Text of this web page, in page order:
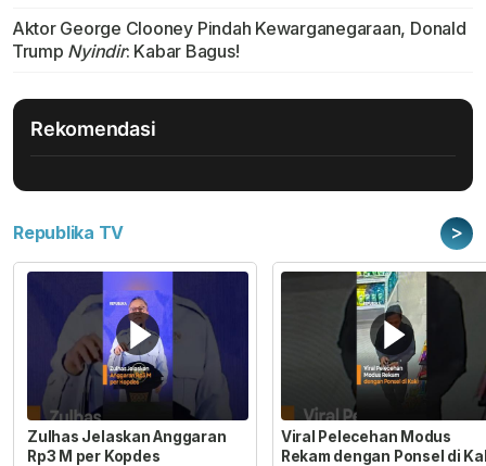
Aktor George Clooney Pindah Kewarganegaraan, Donald
Trump Nyindir: Kabar Bagus!
Rekomendasi
Republika TV >
Zulhas Jelaskan Anggaran
Rp3 M per Kopdes
Viral Pelecehan Modus
Rekam dengan Ponsel di